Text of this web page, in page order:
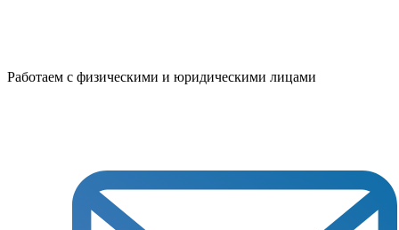
Работаем с физическими и юридическими лицами